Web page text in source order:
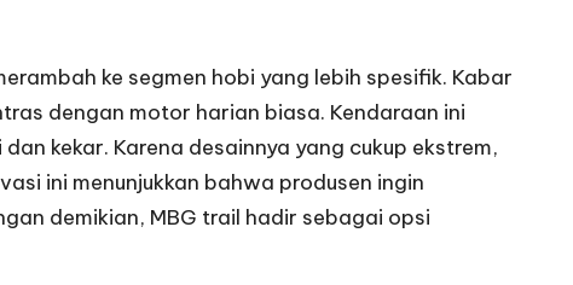
ke segmen hobi yang lebih spesifik. Kabar
dengan motor harian biasa. Kendaraan ini
kekar. Karena desainnya yang cukup ekstrem,
ini menunjukkan bahwa produsen ingin
demikian, MBG trail hadir sebagai opsi